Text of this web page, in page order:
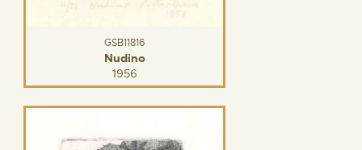
GSB11816
Nudino
1956